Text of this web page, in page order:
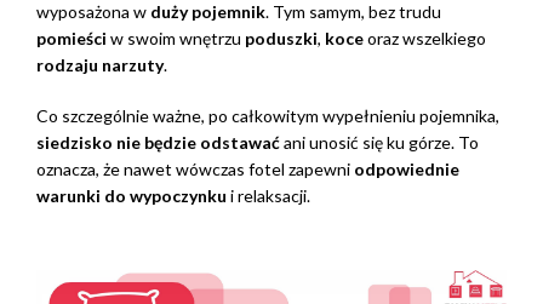
wyposażona w duży pojemnik. Tym samym, bez trudu
pomieści w swoim wnętrzu poduszki, koceoraz wszelkiego
rodzaju narzuty.
Co szczególnie ważne, po całkowitym wypełnieniu pojemnika,
siedzisko nie będzie odstawaćani unosić się ku górze. To
oznacza, że nawet wówczas fotel zapewni odpowiednie
warunki do wypoczynku i relaksacji.